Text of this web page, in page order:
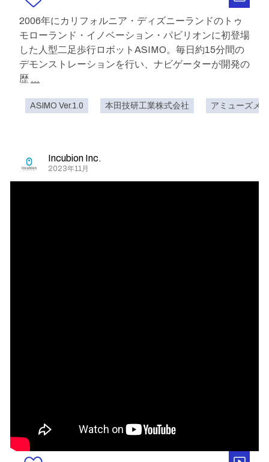
2006年にカリフォルニア・ディズニーランドのトゥ
モローランド・イノベーション・パビリオンに初登場
した人型二足歩行ロボットASIMO。毎日約15分間の
デモンストレーションを行い、ナビゲーターが開発の
歴 ...
ASIMO Ver.1.0 本田技研工業株式会社 アミューズメ
Incubion Inc.
2023年11月